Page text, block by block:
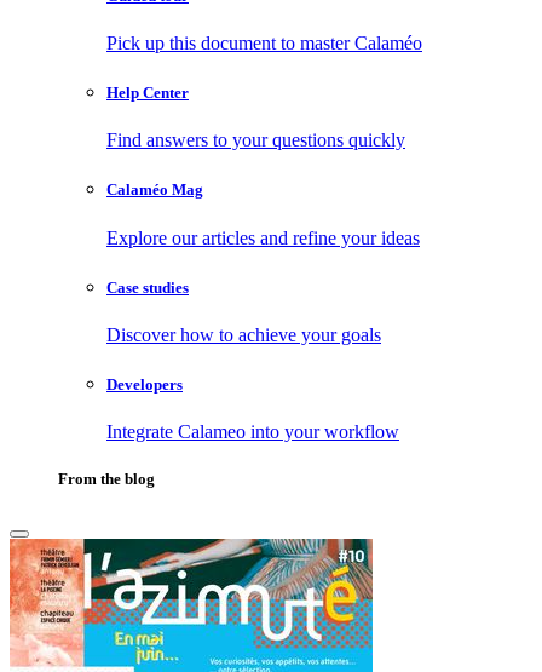
Pick up this document to master Calaméo
Help Center
Find answers to your questions quickly
Calaméo Mag
Explore our articles and refine your ideas
Case studies
Discover how to achieve your goals
Developers
Integrate Calameo into your workflow
From the blog